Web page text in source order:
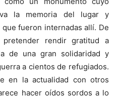
la memoria del lugar y
fueron internadas allí. De
rendir gratitud a
de una gran solidaridad y
a cientos de refugiados.
en la actualidad con otros
hacer oídos sordos a lo